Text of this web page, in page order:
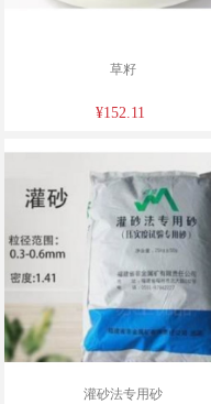
草籽
¥152.11
灌砂法专用砂